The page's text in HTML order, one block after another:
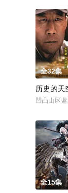
全32集
历史的天
凹凸山区
全15集